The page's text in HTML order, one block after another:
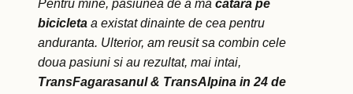
Pentru mine, pasiunea de a ma catara pe
bicicleta a existat dinainte de cea pentru
anduranta. Ulterior, am reusit sa combin cele
doua pasiuni si au rezultat, mai intai,
TransFagarasanul & TransAlpina in 24 de